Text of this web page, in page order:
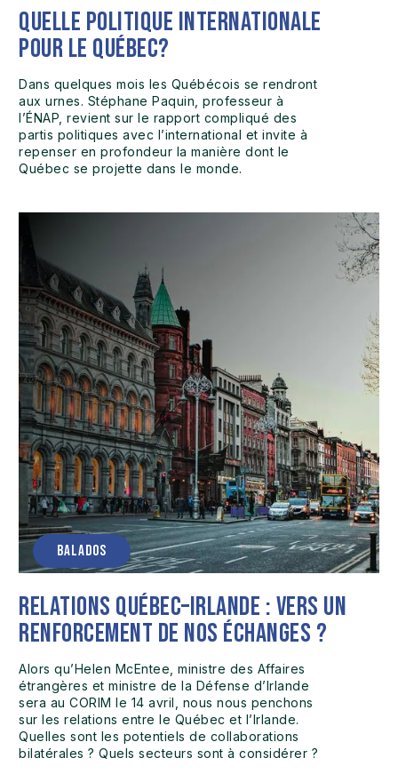
Quelle politique internationale
pour le Québec?
Dans quelques mois les Québécois se rendront
aux urnes. Stéphane Paquin, professeur à
l’ÉNAP, revient sur le rapport compliqué des
partis politiques avec l’international et invite à
repenser en profondeur la manière dont le
Québec se projette dans le monde.
BALADOS
Relations Québec–Irlande : vers un
renforcement de nos échanges ?
Alors qu’Helen McEntee, ministre des Affaires
étrangères et ministre de la Défense d’Irlande
sera au CORIM le 14 avril, nous nous penchons
sur les relations entre le Québec et l’Irlande.
Quelles sont les potentiels de collaborations
bilatérales ? Quels secteurs sont à considérer ?